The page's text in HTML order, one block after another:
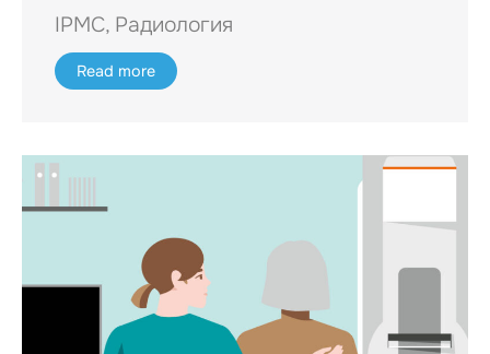
IPMC, Радиология
Read more